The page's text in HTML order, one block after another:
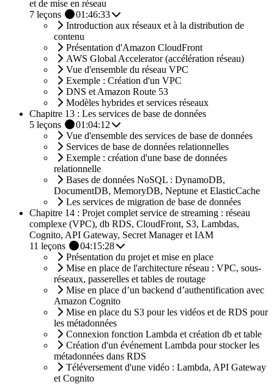
et de mise en réseau
7 leçons
01:46:33
Introduction aux réseaux et à la distribution de
contenu
Présentation d'Amazon CloudFront
AWS Global Accelerator (accélération réseau)
Vue d'ensemble du réseau VPC
Exemple : Création d'un VPC
DNS et Amazon Route 53
Modèles hybrides et services réseaux
Chapitre 13 : Les services de base de données
5 leçons
01:04:12
Vue d'ensemble des services de base de données
Services de base de données relationnelles
Exemple : création d'une base de données
relationnelle
Bases de données NoSQL : DynamoDB,
DocumentDB, MemoryDB, Neptune et ElasticCache
Les services de migration de base de données
Chapitre 14 : Projet complet service de streaming : réseau
complexe (VPC), db RDS, CloudFront, S3, Lambdas,
Cognito, API Gateway, Secret Manager et IAM
11 leçons
04:15:28
Présentation du projet et mise en place
Mise en place de l'architecture réseau : VPC, sous-
réseaux, passerelles et tables de routage
Mise en place d’un backend d’authentification avec
Amazon Cognito
Mise en place du S3 pour les vidéos et de RDS pour
les métadonnées
Connexion fonction Lambda et création db et table
Création d'un événement Lambda pour stocker les
métadonnées dans RDS
Téléversement d'une vidéo : Lambda, API Gateway
et Cognito